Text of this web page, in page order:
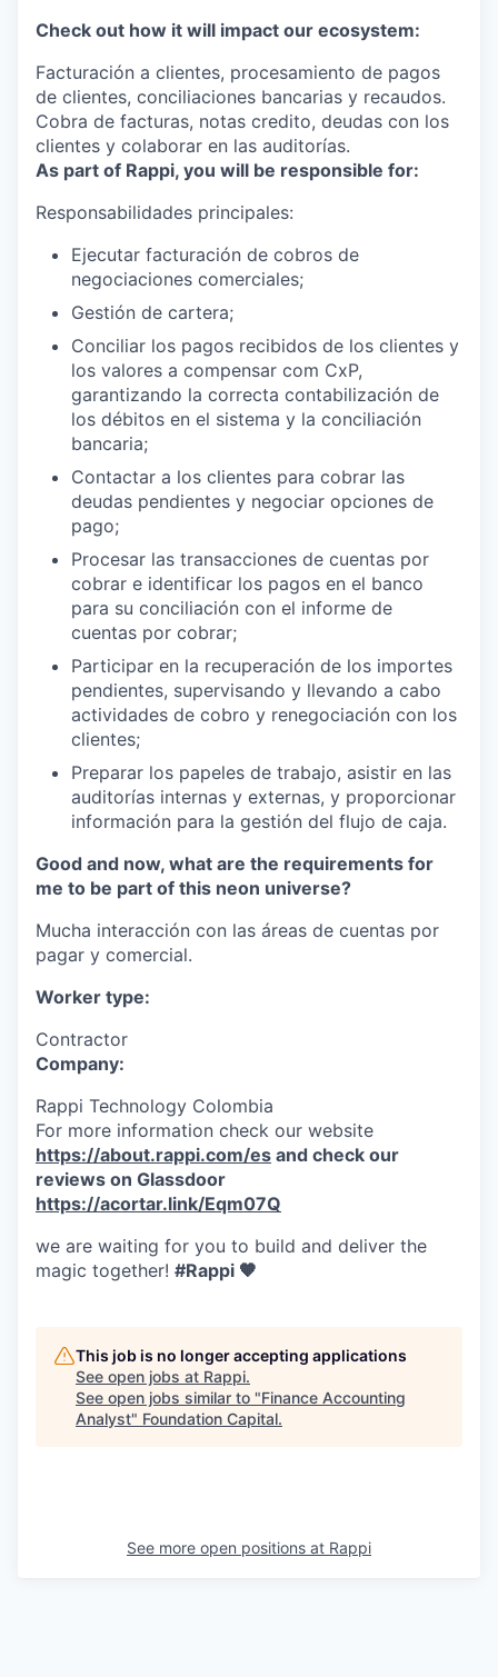
Check out how it will impact our ecosystem:
Facturación a clientes, procesamiento de pagos
de clientes, conciliaciones bancarias y recaudos.
Cobra de facturas, notas credito, deudas con los
clientes y colaborar en las auditorías.
As part of Rappi, you will be responsible for:
Responsabilidades principales:
Ejecutar facturación de cobros de
negociaciones comerciales;
Gestión de cartera;
Conciliar los pagos recibidos de los clientes y
los valores a compensar com CxP,
garantizando la correcta contabilización de
los débitos en el sistema y la conciliación
bancaria;
Contactar a los clientes para cobrar las
deudas pendientes y negociar opciones de
pago;
Procesar las transacciones de cuentas por
cobrar e identificar los pagos en el banco
para su conciliación con el informe de
cuentas por cobrar;
Participar en la recuperación de los importes
pendientes, supervisando y llevando a cabo
actividades de cobro y renegociación con los
clientes;
Preparar los papeles de trabajo, asistir en las
auditorías internas y externas, y proporcionar
información para la gestión del flujo de caja.
Good and now, what are the requirements for
me to be part of this neon universe?
Mucha interacción con las áreas de cuentas por
pagar y comercial.
Worker type:
Contractor
Company:
Rappi Technology Colombia
For more information check our website
https://about.rappi.com/es and check our
reviews on Glassdoor
https://acortar.link/Eqm07Q
we are waiting for you to build and deliver the
magic together! #Rappi 🧡
This job is no longer accepting applications
See open jobs at Rappi.
See open jobs similar to "Finance Accounting
Analyst" Foundation Capital.
See more open positions at Rappi